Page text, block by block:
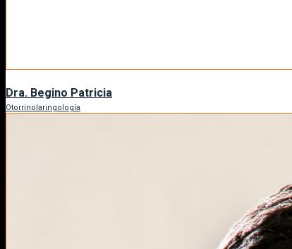
Dra. Begino Patricia
Otorrinolaringología